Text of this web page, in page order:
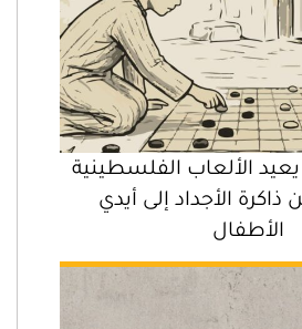
الألعاب الفلسطينية
الأجداد إلى أيدي
الأطفال